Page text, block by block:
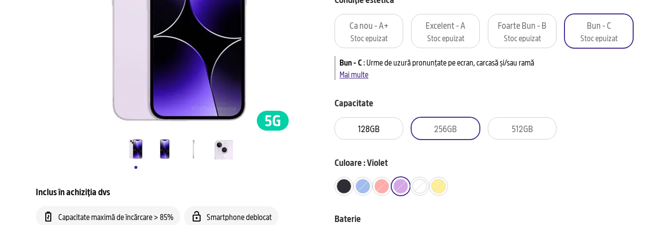
Inclus în achiziția dvs
Capacitate maximă de încărcare > 85% Smartphone deblocat
Ca nou - A+
Stoc epuizat
Excelent - A
Stoc epuizat
Foarte Bun - B
Stoc epuizat
Bun - C
Stoc epuizat
Bun - C:Urme de uzură pronunțate pe ecran, carcasă și/sau ramă
Mai multe
Capacitate
128GB 256GB 512GB
Culoare : Violet
Baterie